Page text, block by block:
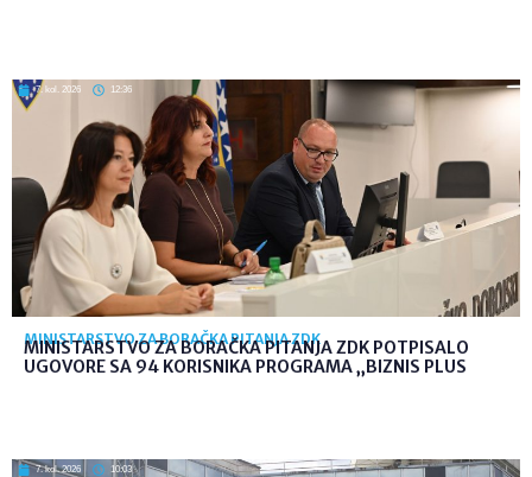
7. kol. 2026 12:36
MINISTARSTVO ZA BORAČKA PITANJA ZDK
MINISTARSTVO ZA BORAČKA PITANJA ZDK POTPISALO
UGOVORE SA 94 KORISNIKA PROGRAMA „BIZNIS PLUS
7. kol. 2026 10:03